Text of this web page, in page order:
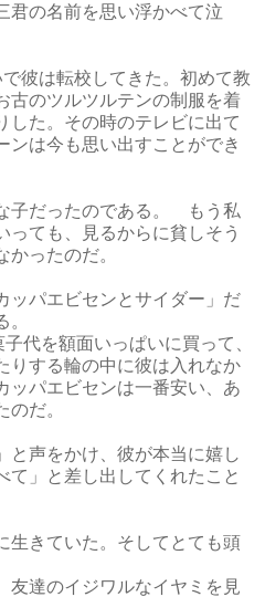
君の名前を思い浮かべて泣
彼は転校してきた。初めて教
古のツルツルテンの制服を着
した。その時のテレビに出て
ンは今も思い出すことができ
子だったのである。 もう私
っても、見るからに貧しそう
ったのだ。
ッパエビセンとサイダー」だ
代を額面いっぱいに買って、
りする輪の中に彼は入れなか
パエビセンは一番安い、あ
のだ。
と声をかけ、彼が本当に嬉し
て」と差し出してくれたこと
生きていた。そしてとても頭
友達のイジワルなイヤミを見